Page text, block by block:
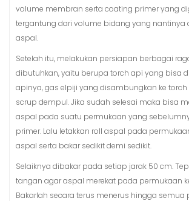
volume membran serta coating primer yang
tergantung dari volume bidang yang nantinya
aspal.
Setelah itu, melakukan persiapan berbagai
dibutuhkan, yaitu berupa torch api yang bisa
apinya, gas elpiji yang disambungkan ke
scrup dempul. Jika sudah selesai maka bisa
aspal pada suatu permukaan yang
primer. Lalu letakkan roll aspal pada
aspal serta bakar sedikit demi sedikit.
Selaiknya dibakar pada setiap jarak 50 cm.
tangan agar aspal merekat pada permukaan
Bakarlah secara terus menerus hingga semua